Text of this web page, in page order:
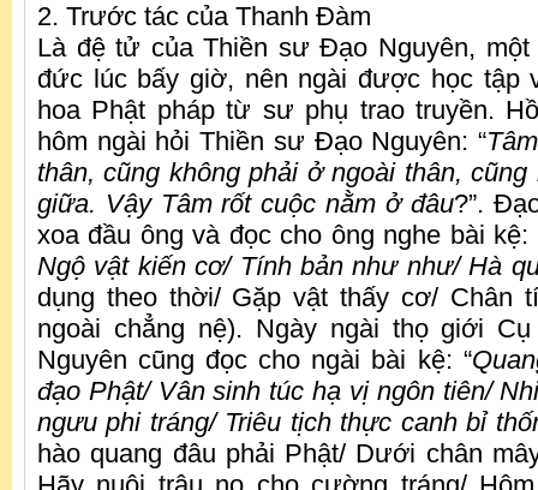
2. Trước tác của Thanh Đàm
Là đệ tử của Thiền sư Đạo Nguyên, một
đức lúc bấy giờ, nên ngài được học tập
hoa Phật pháp từ sư phụ trao truyền.
hôm ngài hỏi Thiền sư Đạo Nguyên: “
thân, cũng không phải ở ngoài thân,
giữa. Vậy Tâm rốt cuộc nằm ở đâu?”.
xoa đầu ông và đọc cho ông nghe bài kệ:
Ngộ vật kiến cơ/ Tính bản như như/ Hà
dụng theo thời/ Gặp vật thấy cơ/ Chân
ngoài chẳng nệ). Ngày ngài thọ giới
Nguyên cũng đọc cho ngài bài kệ: “
đạo Phật/ Vân sinh túc hạ vị ngôn tiên/
ngưu phi tráng/ Triêu tịch thực canh bỉ
hào quang đâu phải Phật/ Dưới chân